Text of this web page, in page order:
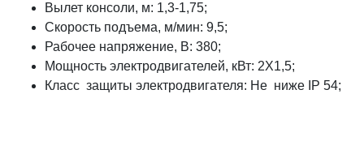
Вылет консоли, м: 1,3-1,75;
Скорость подъема, м/мин: 9,5;
Рабочее напряжение, В: 380;
Мощность электродвигателей, кВт: 2Х1,5;
Класс защиты электродвигателя: Не ниже IP 54;